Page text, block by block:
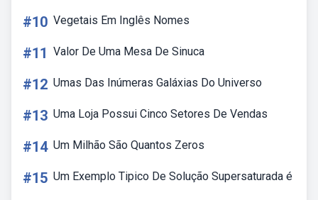
#10 Vegetais Em Inglês Nomes
#11 Valor De Uma Mesa De Sinuca
#12 Umas Das Inúmeras Galáxias Do Universo
#13 Uma Loja Possui Cinco Setores De Vendas
#14 Um Milhão São Quantos Zeros
#15 Um Exemplo Tipico De Solução Supersaturada é